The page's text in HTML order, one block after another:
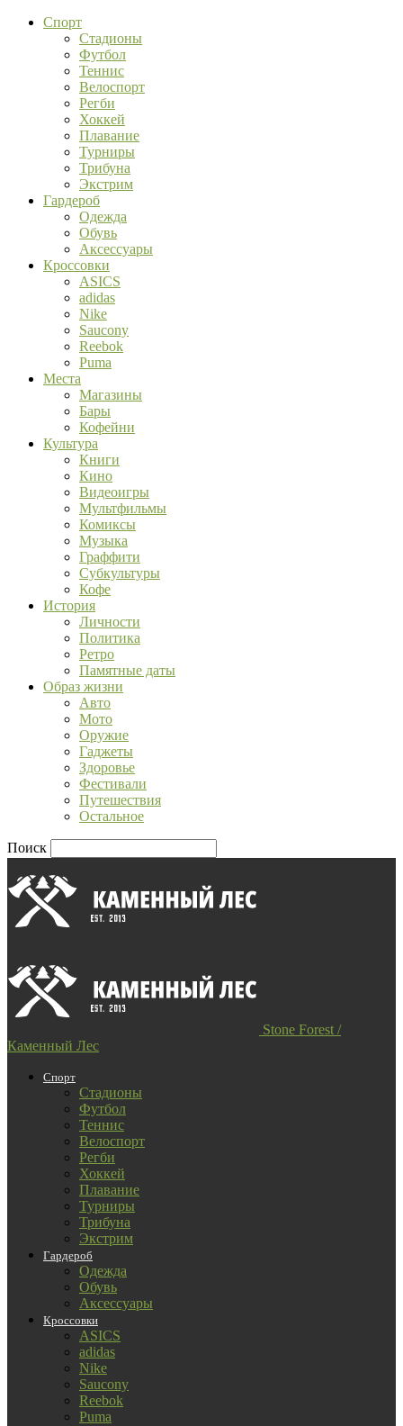
Спорт
Стадионы
Футбол
Теннис
Велоспорт
Регби
Хоккей
Плавание
Турниры
Трибуна
Экстрим
Гардероб
Одежда
Обувь
Аксессуары
Кроссовки
ASICS
adidas
Nike
Saucony
Reebok
Puma
Места
Магазины
Бары
Кофейни
Культура
Книги
Кино
Видеоигры
Мультфильмы
Комиксы
Музыка
Граффити
Субкультуры
Кофе
История
Личности
Политика
Ретро
Памятные даты
Образ жизни
Авто
Мото
Оружие
Гаджеты
Здоровье
Фестивали
Путешествия
Остальное
Поиск
Stone Forest /
Каменный Лес
Спорт
Стадионы
Футбол
Теннис
Велоспорт
Регби
Хоккей
Плавание
Турниры
Трибуна
Экстрим
Гардероб
Одежда
Обувь
Аксессуары
Кроссовки
ASICS
adidas
Nike
Saucony
Reebok
Puma